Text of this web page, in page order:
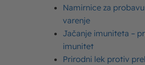
Namirnice za
varenje
Jačanje imuniteta –
imunitet
Prirodni lek protiv
Podelite ovaj tekst: